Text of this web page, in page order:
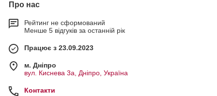
Про нас
Рейтинг не сформований
Менше 5 відгуків за останній рік
Працює з 23.09.2023
м. Дніпро
вул. Киснева 3а, Дніпро, Україна
Контакти